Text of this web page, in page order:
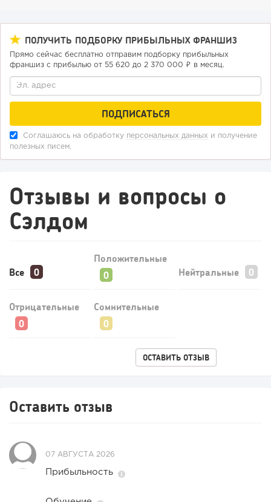
136 9
«Прибыль 20 млн в год, а я ездил на метро»: куда в
240
прибыль 300 тысяч...
ПОЛУЧИТЬ ПОДБОРКУ ПРИБЫЛЬНЫХ ФРАНШИЗ
Прямо сейчас бесплатно отправим подборку прибыльных
франшиз с прибылью от 55 620 до 2 370 000 ₽ в месяц.
Соглашаюсь на обработку персональных данных и получение
полезных писем.
Отзывы и вопросы о ​​
Сэлдом
Все
Положительные
Нейтральные
Отрицательные Сомнительные
ОСТАВИТЬ ОТЗЫВ
Оставить отзыв
07 АВГУСТА 2026
Прибыльность